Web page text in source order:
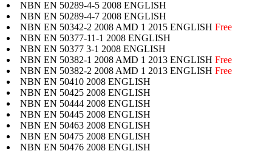
NBN EN 50289-4-5 2008 ENGLISH
NBN EN 50289-4-7 2008 ENGLISH
NBN EN 50342-2 2008 AMD 1 2015 ENGLISH Free
NBN EN 50377-11-1 2008 ENGLISH
NBN EN 50377 3-1 2008 ENGLISH
NBN EN 50382-1 2008 AMD 1 2013 ENGLISH Free
NBN EN 50382-2 2008 AMD 1 2013 ENGLISH Free
NBN EN 50410 2008 ENGLISH
NBN EN 50425 2008 ENGLISH
NBN EN 50444 2008 ENGLISH
NBN EN 50445 2008 ENGLISH
NBN EN 50463 2008 ENGLISH
NBN EN 50475 2008 ENGLISH
NBN EN 50476 2008 ENGLISH